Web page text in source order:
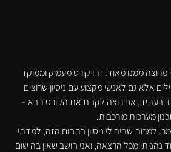
ממנו מאוד. זהו קורס מעמיק וממוקד
אלא גם לאנשי מקצוע עם ניסיון שרוצים
בעתיד, אני רוצה לקחת את הקורס הבא –
מערכות מורכבות.
למרות שהיה לי ניסיון בתחום הזה, למדתי
מכל הרצאה, ואני חושב שאין בה שום